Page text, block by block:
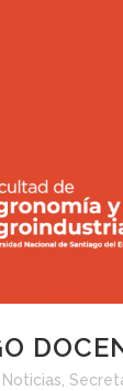
Noticias,